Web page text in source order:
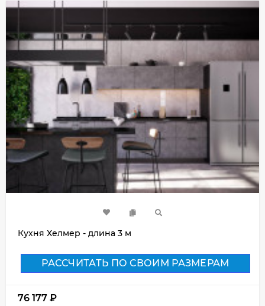
Кухня Хелмер - длина 3 м
РАССЧИТАТЬ ПО СВОИМ РАЗМЕРАМ
76 177 ₽